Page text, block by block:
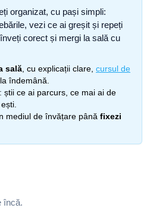
organizat, cu pași simpli:
vezi ce ai greșit și repeți
corect și mergi la sală cu
sală , cu explicații clare, cursul de
la îndemână.
știi ce ai parcurs, ce mai ai de
mediul de învățare până fixezi
încă.